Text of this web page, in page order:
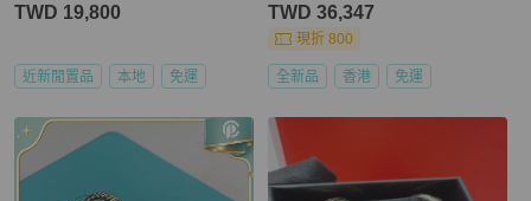
TWD 19,800
近新閒置品 本地 免運
TWD 36,347
現折 800
全新品 香港 免運